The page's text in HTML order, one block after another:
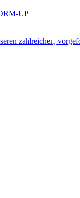
UP
zahlreichen,